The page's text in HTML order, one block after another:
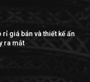
rỉ giá bán và thiết kế ấn
ra mắt